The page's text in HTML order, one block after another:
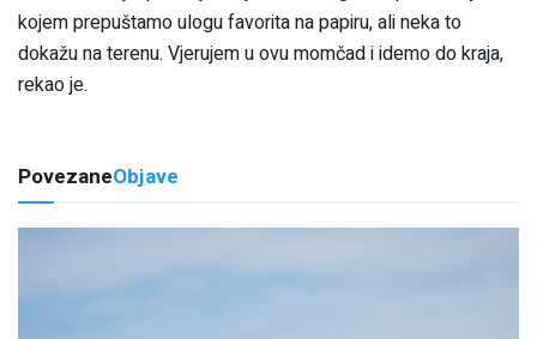
kojem prepuštamo ulogu favorita na papiru, ali neka to
dokažu na terenu. Vjerujem u ovu momčad i idemo do kraja,
rekao je.
PovezaneObjave